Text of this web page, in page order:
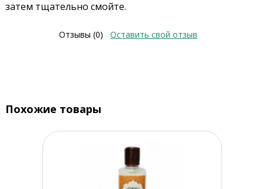
затем тщательно смойте.
Отзывы (0) Оставить свой отзыв
Похожие товары